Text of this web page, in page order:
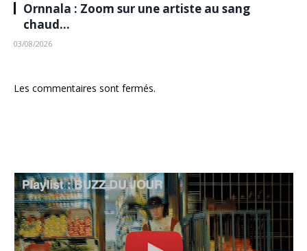
Ornnala : Zoom sur une artiste au sang
chaud…
03/08/2026
Les commentaires sont fermés.